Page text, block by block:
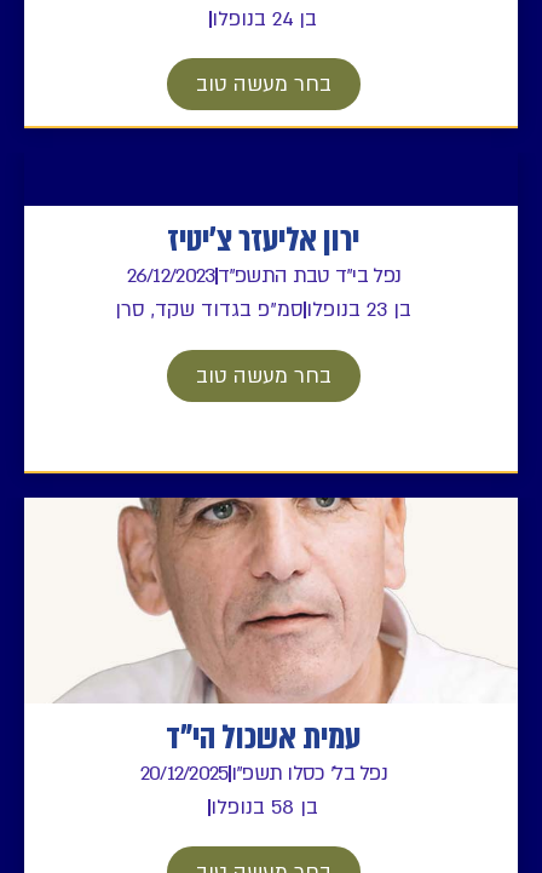
בן 24 בנופלו
בחר מעשה טוב
ירון אליעזר צ'יטיז
נפל בי"ד טבת התשפ"ד26/12/2023
בן 23 בנופלו
סמ"פ בגדוד שקד, סרן
בחר מעשה טוב
עמית אשכול הי"ד
נפל בל' כסלו תשפ"ו20/12/2025
בן 58 בנופלו